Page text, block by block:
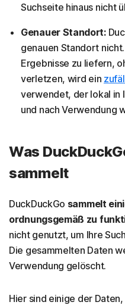
Suchseite hinaus nicht
Genauer Standort:
genauen Standort
Ergebnisse zu liefern,
verletzen, wird ein
verwendet, der lokal in
und nach Verwendung
Was
sammelt
DuckDuckGo sammelt
ordnungsgemäß zu
nicht genutzt, um Ihre
Die gesammelten Daten
Verwendung gelöscht.
Hier sind einige der